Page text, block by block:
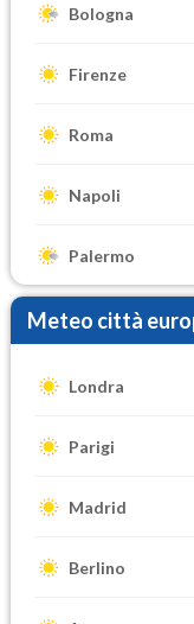
Bologna
Firenze
Roma
Napoli
Palermo
Meteo città
Londra
Parigi
Madrid
Berlino